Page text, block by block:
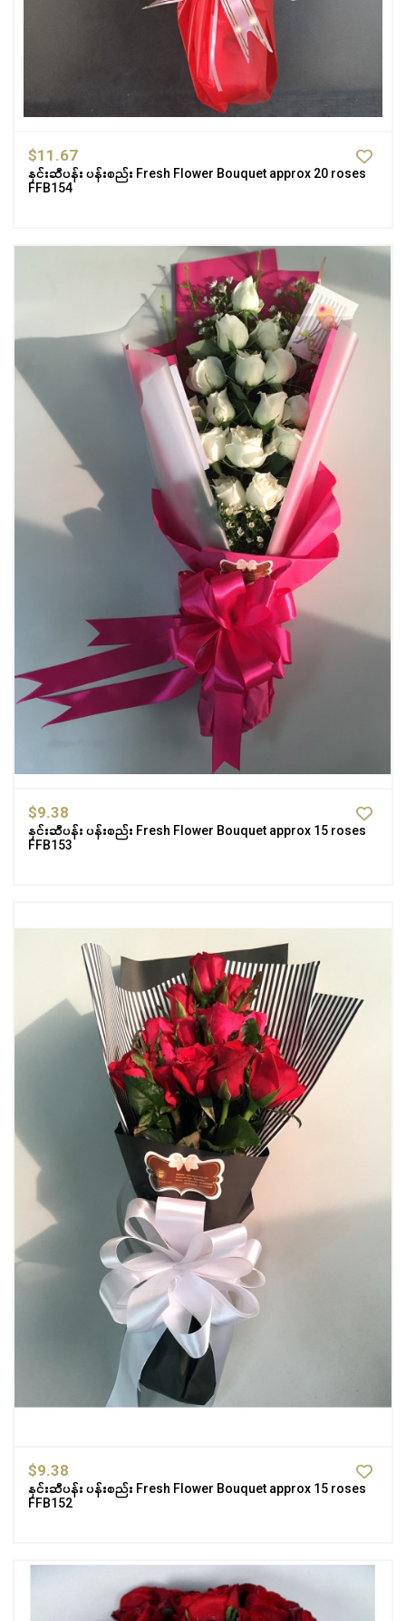
$11.67
နှင်းဆီပန်း ပန်းစည်း Fresh Flower Bouquet approx 20 roses
FFB154
$9.38
နှင်းဆီပန်း ပန်းစည်း Fresh Flower Bouquet approx 15 roses
FFB153
$9.38
နှင်းဆီပန်း ပန်းစည်း Fresh Flower Bouquet approx 15 roses
FFB152